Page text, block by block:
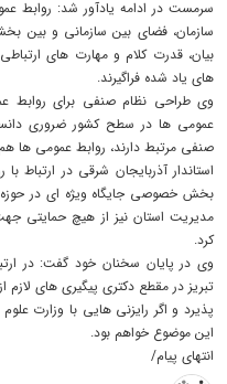
سرمست در ادامه یادآور شد: روابط
سازمان، فضای بین سازمانی و بین
بیان، قدرت کلام و مهارت های
های یاد شده فراگیرند.
وی طراحی نظام صنفی برای روابط
عمومی ها در سطح کشور ضروری
صنفی مرتبط دارند، روابط عمومی ها
استاندار آذربایجان شرقی در
بخش خصوصی جایگاه ویژه ای در حوزه
مدیریت استان نیز از هیچ حمایتی
کرد.
وی در پایان سخنان خود گفت: در
تبریز در مقطع دکتری پیگیری های
پذیرد و اگر رایزنی هایی با وزارت
این موضوع خواهم بود.
انتهای پیام/